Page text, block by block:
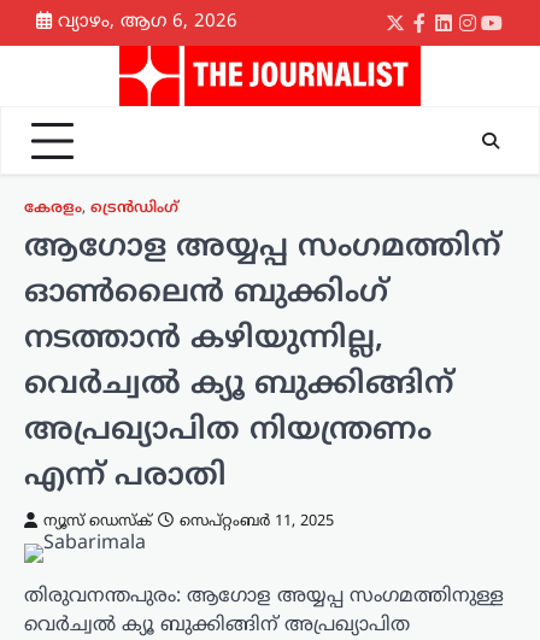
Skip
to
വ്യാഴം, ആഗ 6, 2026
Twitter
Facebook
LinkedIn
കേരളം, ട്രെൻഡിംഗ്
ആഗോള അയ്യപ്പ സംഗമത്തിന്
ഓൺലൈൻ ബുക്കിംഗ്
നടത്താൻ കഴിയുന്നില്ല,
വെർച്വൽ ക്യൂ ബുക്കിങ്ങിന്
അപ്രഖ്യാപിത നിയന്ത്രണം
എന്ന് പരാതി
ന്യൂസ് ഡെസ്ക് സെപ്റ്റംബർ 11, 2025
തിരുവനന്തപുരം: ആഗോള അയ്യപ്പ സംഗമത്തിനുള്ള
വെർച്വൽ ക്യൂ ബുക്കിങ്ങിന് അപ്രഖ്യാപിത